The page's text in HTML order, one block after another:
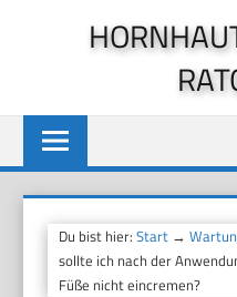
Du bist hier:Start →
sollte ich nach der
Füße nicht eincremen?